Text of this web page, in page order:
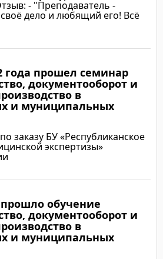
- "Преподаватель -
дело и любящий его! Всё
Подробнее
года прошел семинар
документооборот и
в
и муниципальных
заказу БУ «Республиканское
экспертизы»
Подробнее
прошло обучение
документооборот и
в
и муниципальных